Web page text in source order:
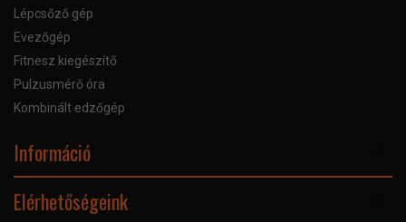
Lépcsőző gép
Evezőgép
Fitnesz kiegészítő
Pulzusmérő óra
Kombinált edzőgép
Információ
Bankkártyás fizetés
Elérhetőségeink